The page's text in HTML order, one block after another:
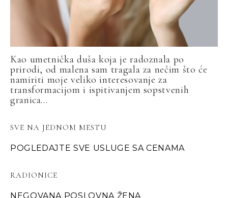
Kao umetnička duša koja je radoznala po
prirodi, od malena sam tragala za nečim što će
namiriti moje veliko interesovanje za
transformacijom i ispitivanjem sopstvenih
granica...
SVE NA JEDNOM MESTU
POGLEDAJTE SVE USLUGE SA CENAMA
RADIONICE
NEGOVANA POSLOVNA ŽENA